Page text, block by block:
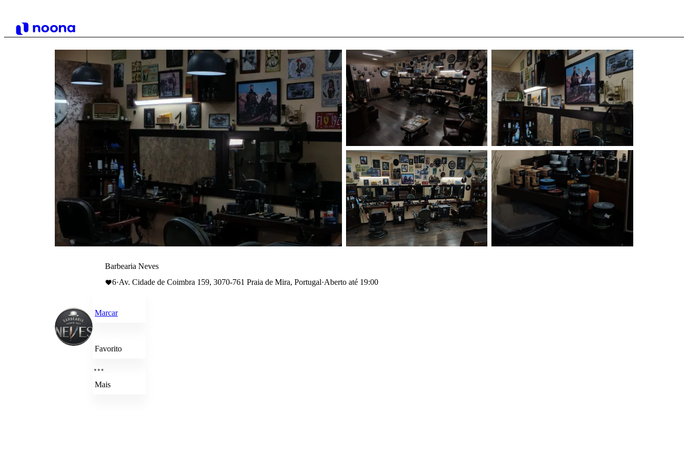
Barbearia Neves
6·Av. Cidade de Coimbra 159, 3070-761 Praia de Mira, Portugal·Aberto até 19:00
Marcar
Favorito
Mais